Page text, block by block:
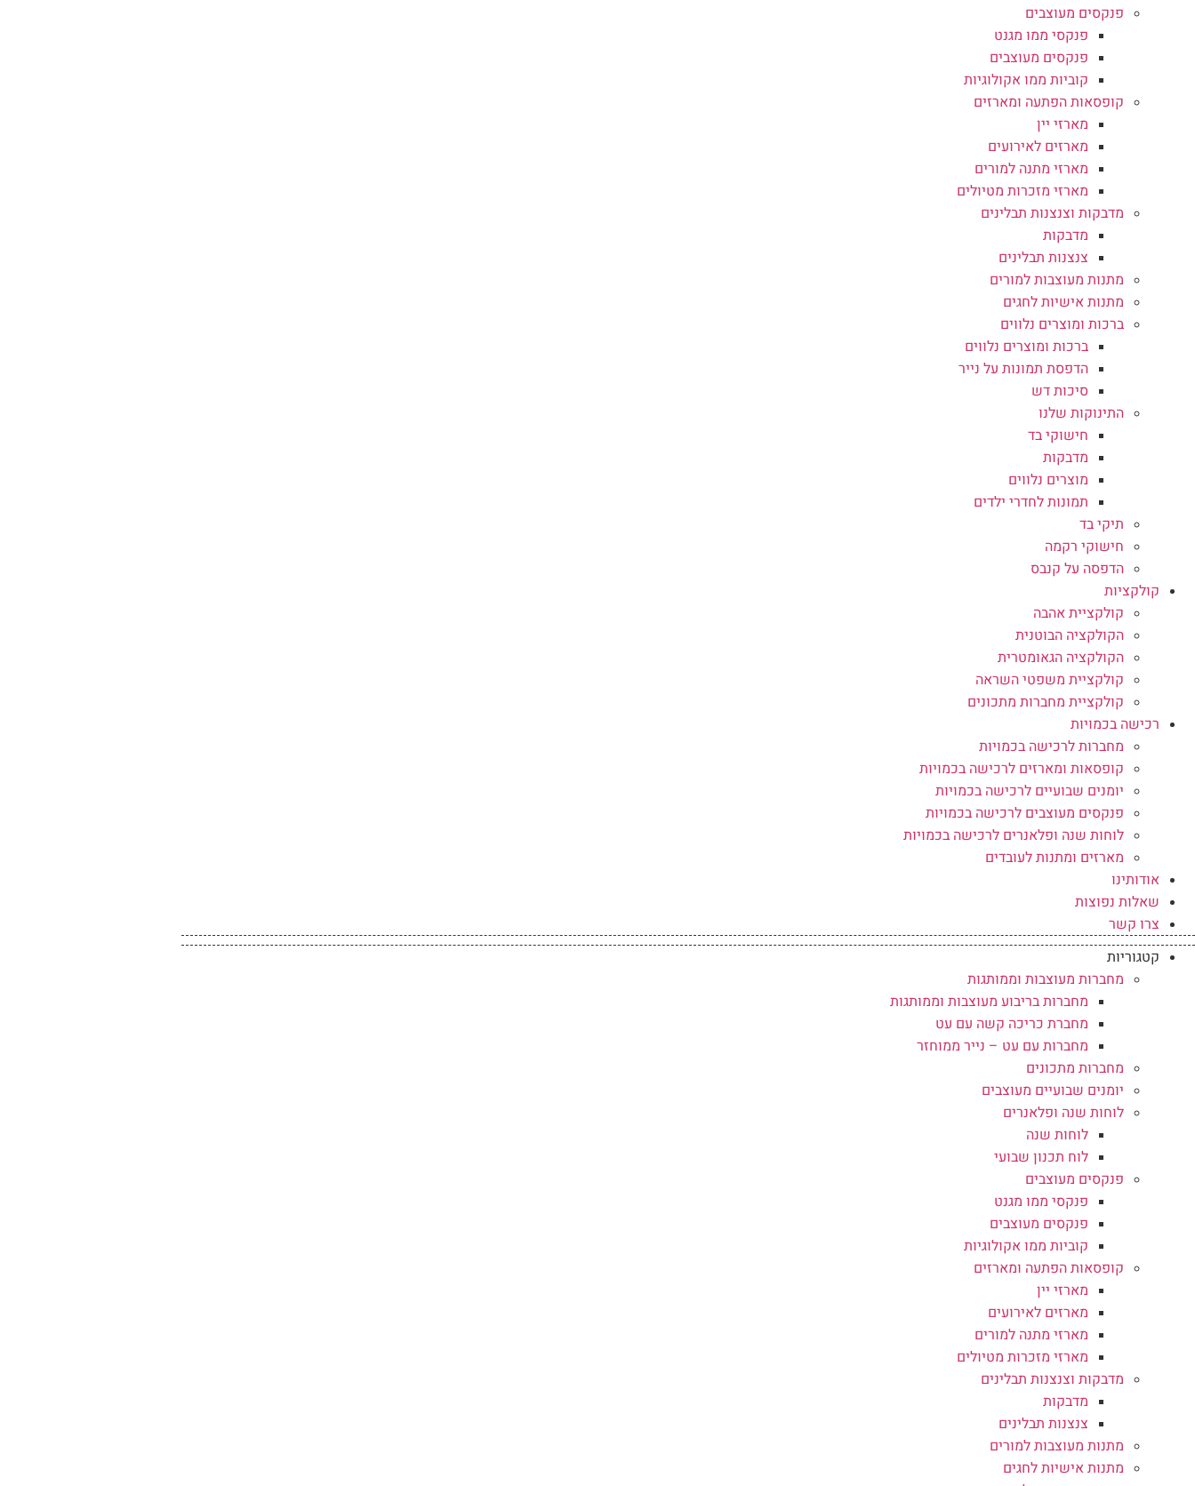
פנקסים מעוצבים
פנקסי ממו מגנט
פנקסים מעוצבים
קוביות ממו אקולוגיות
קופסאות הפתעה ומארזים
מארזי יין
מארזים לאירועים
מארזי מתנה למורים
מארזי מזכרות מטיולים
מדבקות וצנצנות תבלינים
מדבקות
צנצנות תבלינים
מתנות מעוצבות למורים
מתנות אישיות לחגים
ברכות ומוצרים נלווים
ברכות ומוצרים נלווים
הדפסת תמונות על נייר
סיכות דש
התינוקות שלנו
חישוקי בד
מדבקות
מוצרים נלווים
תמונות לחדרי ילדים
תיקי בד
חישוקי רקמה
הדפסה על קנבס
קולקציות
קולקציית אהבה
הקולקציה הבוטנית
הקולקציה הגאומטרית
קולקציית משפטי השראה
קולקציית מחברות מתכונים
רכישה בכמויות
מחברות לרכישה בכמויות
קופסאות ומארזים לרכישה בכמויות
יומנים שבועיים לרכישה בכמויות
פנקסים מעוצבים לרכישה בכמויות
לוחות שנה ופלאנרים לרכישה בכמויות
מארזים ומתנות לעובדים
אודותינו
שאלות נפוצות
צרו קשר
קטגוריות
מחברות מעוצבות וממותגות
מחברות בריבוע מעוצבות וממותגות
מחברת כריכה קשה עם עט
מחברות עם עט – נייר ממוחזר
מחברות מתכונים
יומנים שבועיים מעוצבים
לוחות שנה ופלאנרים
לוחות שנה
לוח תכנון שבועי
פנקסים מעוצבים
פנקסי ממו מגנט
פנקסים מעוצבים
קוביות ממו אקולוגיות
קופסאות הפתעה ומארזים
מארזי יין
מארזים לאירועים
מארזי מתנה למורים
מארזי מזכרות מטיולים
מדבקות וצנצנות תבלינים
מדבקות
צנצנות תבלינים
מתנות מעוצבות למורים
מתנות אישיות לחגים